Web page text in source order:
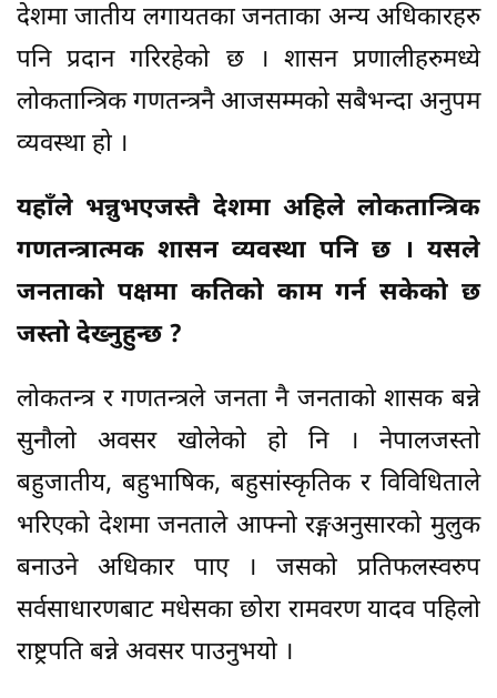
देशमा जातीय लगायतका जनताका अन्य अधिकारहरु
पनि प्रदान गरिरहेको छ । शासन प्रणालीहरुमध्ये
लोकतान्त्रिक गणतन्त्रनै आजसम्मको सबैभन्दा अनुपम
व्यवस्था हो ।
यहाँले भन्नुभएजस्तै देशमा अहिले लोकतान्त्रिक
गणतन्त्रात्मक शासन व्यवस्था पनि छ । यसले
जनताको पक्षमा कतिको काम गर्न सकेको छ
जस्तो देख्नुहुन्छ ?
लोकतन्त्र र गणतन्त्रले जनता नै जनताको शासक बन्ने
सुनौलो अवसर खोलेको हो नि । नेपालजस्तो
बहुजातीय, बहुभाषिक, बहुसांस्कृतिक र विविधिताले
भरिएको देशमा जनताले आफ्नो रङ्गअनुसारको मुलुक
बनाउने अधिकार पाए । जसको प्रतिफलस्वरुप
सर्वसाधारणबाट मधेसका छोरा रामवरण यादव पहिलो
राष्ट्रपति बन्ने अवसर पाउनुभयो ।